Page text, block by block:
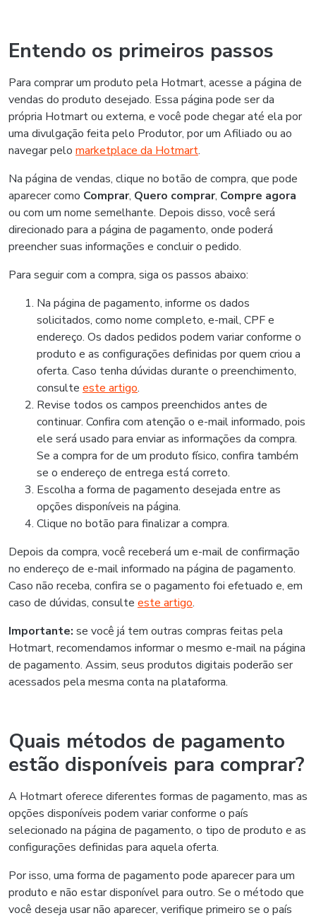
Entendo os primeiros passos
Para comprar um produto pela Hotmart, acesse a página de
vendas do produto desejado. Essa página pode ser da
própria Hotmart ou externa, e você pode chegar até ela por
uma divulgação feita pelo Produtor, por um Afiliado ou ao
navegar pelo marketplace da Hotmart.
Na página de vendas, clique no botão de compra, que pode
aparecer como Comprar, Quero comprar, Compre agora
ou com um nome semelhante. Depois disso, você será
direcionado para a página de pagamento, onde poderá
preencher suas informações e concluir o pedido.
Para seguir com a compra, siga os passos abaixo:
Na página de pagamento, informe os dados
solicitados, como nome completo, e-mail, CPF e
endereço. Os dados pedidos podem variar conforme o
produto e as configurações definidas por quem criou a
oferta. Caso tenha dúvidas durante o preenchimento,
consulte este artigo.
Revise todos os campos preenchidos antes de
continuar. Confira com atenção o e-mail informado, pois
ele será usado para enviar as informações da compra.
Se a compra for de um produto físico, confira também
se o endereço de entrega está correto.
Escolha a forma de pagamento desejada entre as
opções disponíveis na página.
Clique no botão para finalizar a compra.
Depois da compra, você receberá um e-mail de confirmação
no endereço de e-mail informado na página de pagamento.
Caso não receba, confira se o pagamento foi efetuado e, em
caso de dúvidas, consulte este artigo.
Importante: se você já tem outras compras feitas pela
Hotmart, recomendamos informar o mesmo e-mail na página
de pagamento. Assim, seus produtos digitais poderão ser
acessados pela mesma conta na plataforma.
Quais métodos de pagamento
estão disponíveis para comprar?
A Hotmart oferece diferentes formas de pagamento, mas as
opções disponíveis podem variar conforme o país
selecionado na página de pagamento, o tipo de produto e as
configurações definidas para aquela oferta.
Por isso, uma forma de pagamento pode aparecer para um
produto e não estar disponível para outro. Se o método que
você deseja usar não aparecer, verifique primeiro se o país